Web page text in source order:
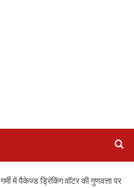
गर्मी में पैकेज्ड ड्रिंकिंग वॉटर की गुणवत्ता पर